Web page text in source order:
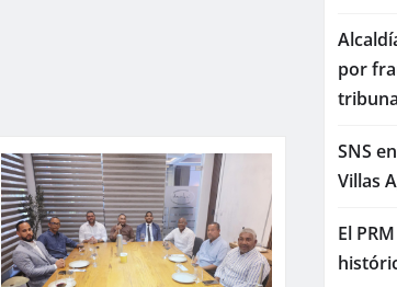
por
SNS
Villas
El